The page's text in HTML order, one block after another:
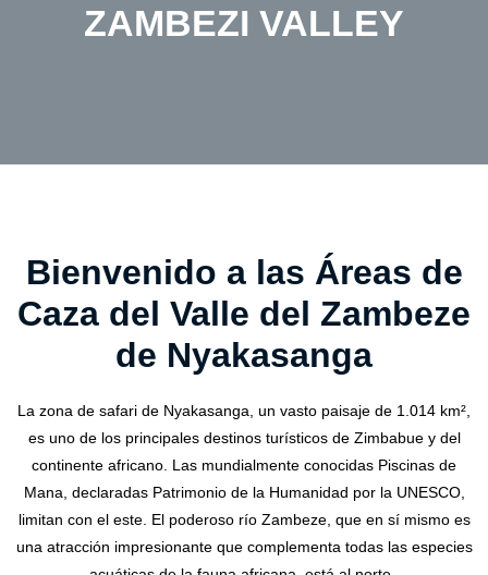
ZAMBEZI VALLEY
Bienvenido a las Áreas de
Caza del Valle del Zambeze
de Nyakasanga
La zona de safari de Nyakasanga, un vasto paisaje de 1.014 km²,
es uno de los principales destinos turísticos de Zimbabue y del
continente africano. Las mundialmente conocidas Piscinas de
Mana, declaradas Patrimonio de la Humanidad por la UNESCO,
limitan con el este. El poderoso río Zambeze, que en sí mismo es
una atracción impresionante que complementa todas las especies